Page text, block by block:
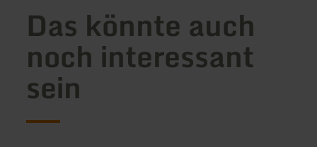
Das könnte auch
noch interessant
sein